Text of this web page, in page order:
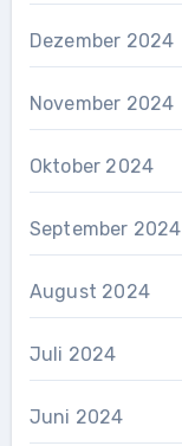
Dezember 2024
November 2024
Oktober 2024
September 2024
August 2024
Juli 2024
Juni 2024